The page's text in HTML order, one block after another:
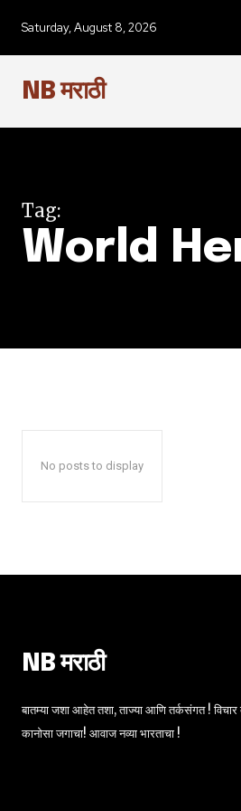
of
To
Saturday, August 8, 2026
NB मराठी
Tag:
World
No posts to display
NB मराठी
बातम्या जशा आहेत तशा, ताज्या आणि तर्कसंगत ! विचार
कानोसा जगाचा! आवाज नव्या भारताचा !